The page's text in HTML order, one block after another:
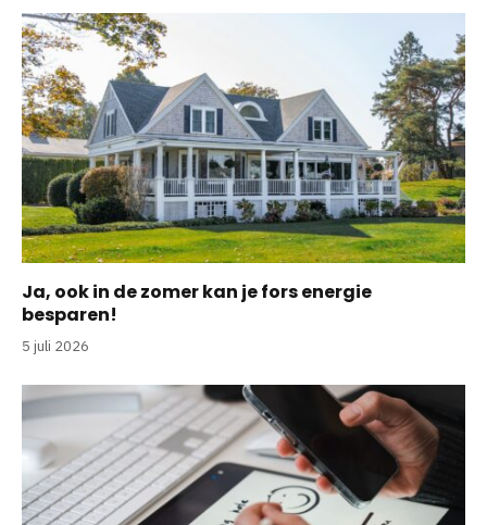
Ja, ook in de zomer kan je fors energie
besparen!
5 juli 2026